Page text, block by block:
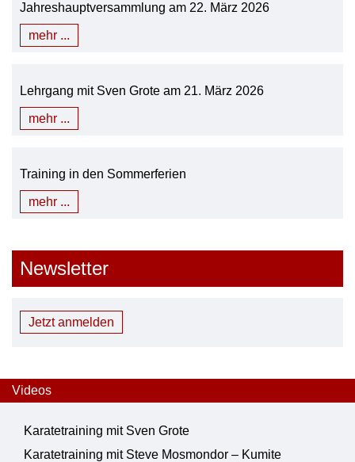
Jahreshauptversammlung am 22. März 2026
mehr ...
Lehrgang mit Sven Grote am 21. März 2026
mehr ...
Training in den Sommerferien
mehr ...
Newsletter
Jetzt anmelden
Videos
Karatetraining mit Sven Grote
Karatetraining mit Steve Mosmondor – Kumite